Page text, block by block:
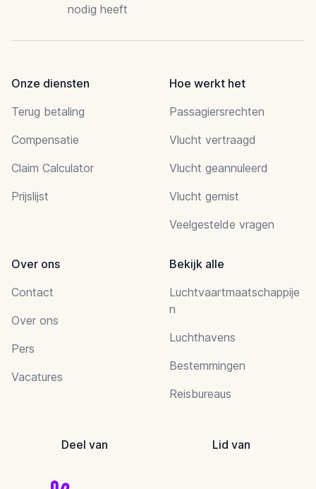
nodig heeft
Onze diensten
Terug betaling
Compensatie
Claim Calculator
Prijslijst
Hoe werkt het
Passagiersrechten
Vlucht vertraagd
Vlucht geannuleerd
Vlucht gemist
Veelgestelde vragen
Over ons
Contact
Over ons
Pers
Vacatures
Bekijk alle
Luchtvaartmaatschappije
n
Luchthavens
Bestemmingen
Reisbureaus
Deel van Lid van